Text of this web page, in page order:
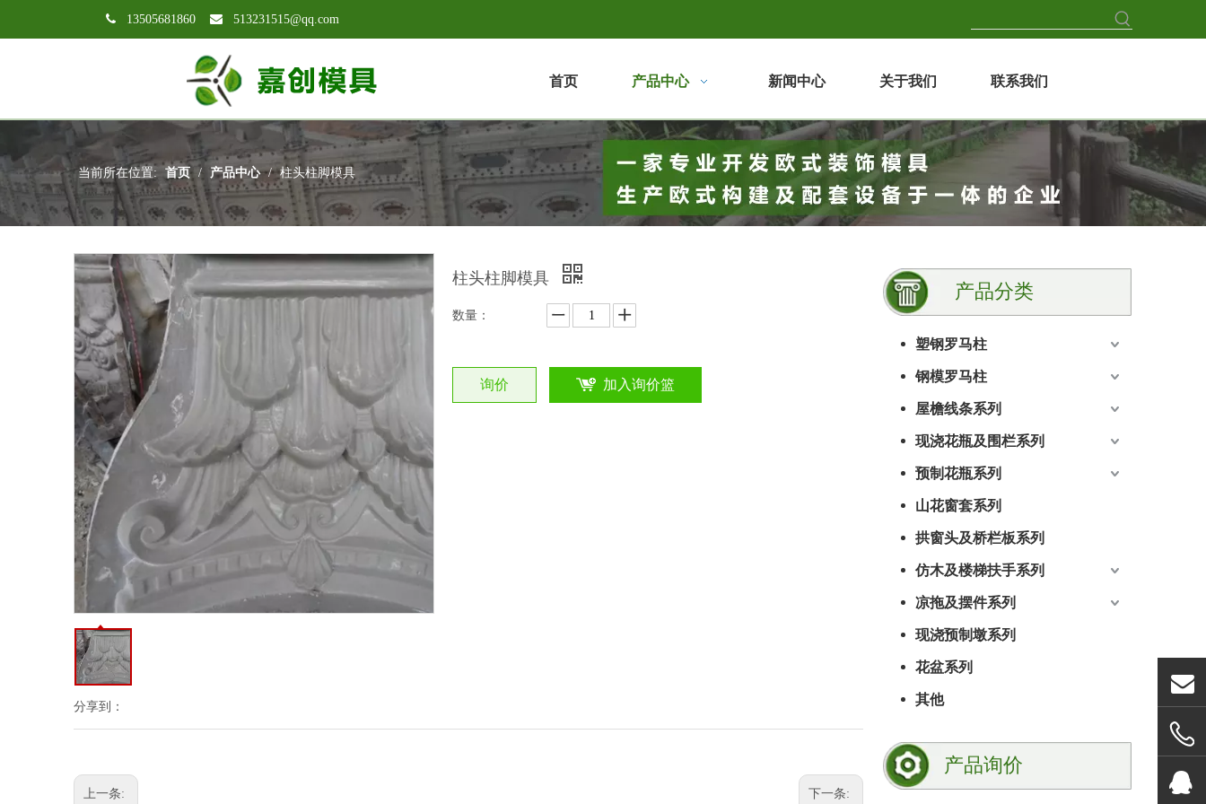
 13505681860  513231515@qq.com
首页 产品中心 新闻中心 关于我们 联系我们
当前所在位置: 首页 / 产品中心 / 柱头柱脚模具
分享到：
柱头柱脚模具
数量：
询价 加入询价篮
上一条: 下一条:
产品分类
塑钢罗马柱
钢模罗马柱
屋檐线条系列
现浇花瓶及围栏系列
预制花瓶系列
山花窗套系列
拱窗头及桥栏板系列
仿木及楼梯扶手系列
凉拖及摆件系列
现浇预制墩系列
花盆系列
其他
产品询价